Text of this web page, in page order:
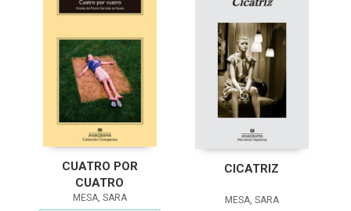
CUATRO POR
CUATRO
MESA, SARA
CICATRIZ
MESA, SARA